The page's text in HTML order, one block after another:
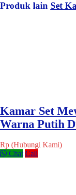
Produk lain Set
Kamar Set
Warna Putih
Rp (Hubungi Kami)
Chat Call